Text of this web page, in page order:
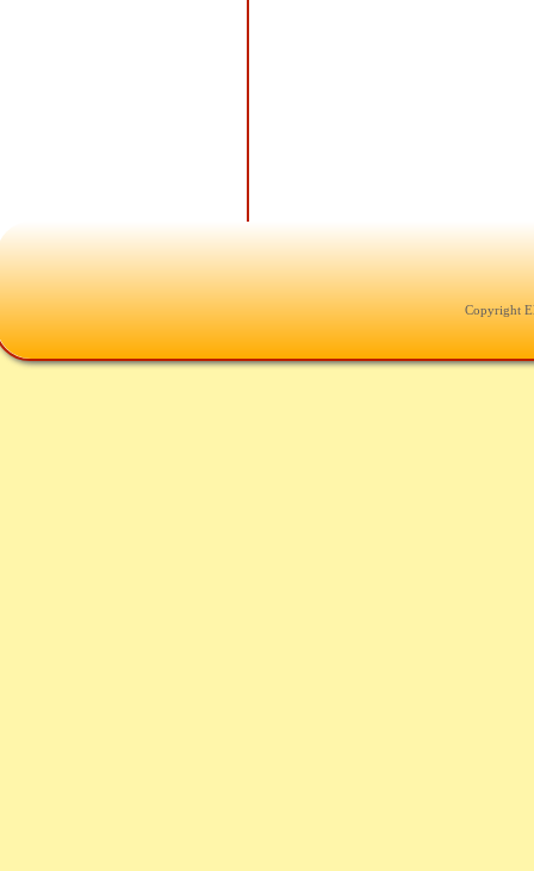
Copyright